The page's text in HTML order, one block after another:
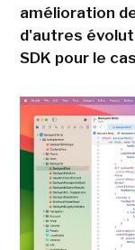
amélioration
d'autres
SDK pour le